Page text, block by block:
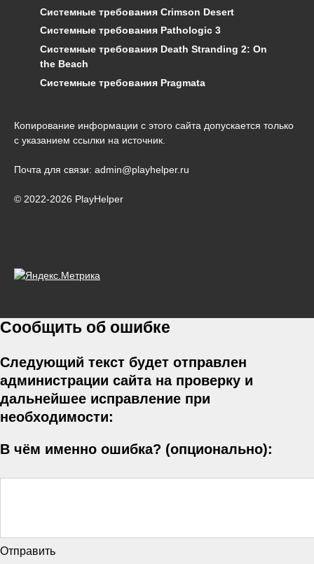
Системные требования Crimson Desert
Системные требования Pathologic 3
Системные требования Death Stranding 2: On
the Beach
Системные требования Pragmata
Копирование информации с этого сайта допускается только
с указанием ссылки на источник.
Почта для связи: admin@playhelper.ru
© 2022-2026 PlayHelper
Сообщить об ошибке
Следующий текст будет отправлен
администрации сайта на проверку и
дальнейшее исправление при
необходимости:
В чём именно ошибка? (опционально):
Отправить